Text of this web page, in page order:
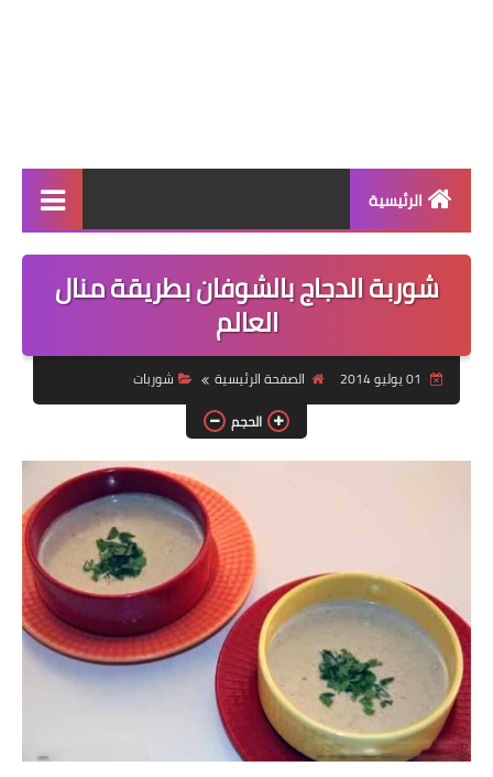
الرئيسية
الرئيسية
أطباق ووجبات
أطباق رئيسية
أطباق جانبية
شوربات
سلطات
ساندويشات
مخبوزات
أطباق أطفال
أطباق بحرية
شوربة الدجاج بالشوفان بطريقة منال
العالم
الصفحة الرئيسية
شوربات
الحجم